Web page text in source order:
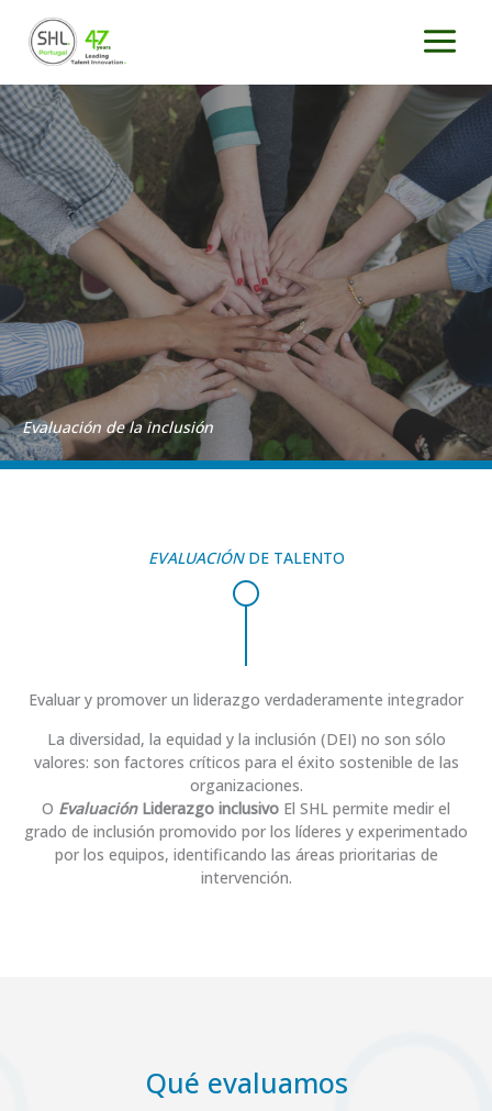
contenido
Evaluación de la inclusión
EVALUACIÓN DE TALENTO
Evaluar y promover un liderazgo verdaderamente integrador
La diversidad, la equidad y la inclusión (DEI) no son sólo
valores: son factores críticos para el éxito sostenible de las
organizaciones.
O EvaluaciónLiderazgo inclusivo El SHL permite medir el
grado de inclusión promovido por los líderes y experimentado
por los equipos, identificando las áreas prioritarias de
intervención.
Qué evaluamos